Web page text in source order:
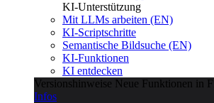
KI-Unterstützung
Mit LLMs arbeiten (EN)
KI-Scriptschritte
Semantische Bildsuche (EN)
KI-Funktionen
KI entdecken
Versionshinweise Neue Funktionen in
Infos